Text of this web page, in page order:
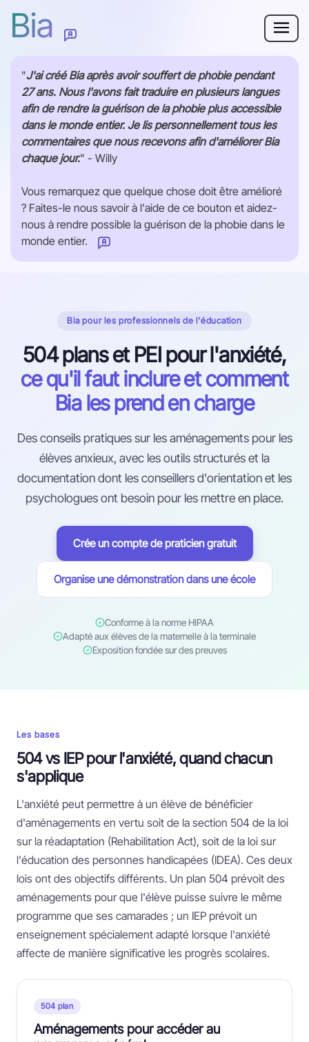
Bia
Pourquoi Bia ?
Phobie
Ressources
Se connecter
Commencer
"J'ai créé Bia après avoir souffert de phobie pendant
27 ans. Nous l'avons fait traduire en plusieurs langues
afin de rendre la guérison de la phobie plus accessible
dans le monde entier. Je lis personnellement tous les
commentaires que nous recevons afin d'améliorer Bia
chaque jour." - Willy
Vous remarquez que quelque chose doit être amélioré
? Faites-le nous savoir à l'aide de ce bouton et aidez-
nous à rendre possible la guérison de la phobie dans le
monde entier.
Comment pouvons-nous améliorer cette page ?
Envoyer
Bia pour les professionnels de l'éducation
504 plans et PEI pour l'anxiété,
ce qu'il faut inclure et comment
Bia les prend en charge
Des conseils pratiques sur les aménagements pour les
élèves anxieux, avec les outils structurés et la
documentation dont les conseillers d'orientation et les
psychologues ont besoin pour les mettre en place.
Crée un compte de praticien gratuit
Organise une démonstration dans une école
Conforme à la norme HIPAA
Adapté aux élèves de la maternelle à la terminale
Exposition fondée sur des preuves
Les bases
504 vs IEP pour l'anxiété, quand chacun
s'applique
L'anxiété peut permettre à un élève de bénéficier
d'aménagements en vertu soit de la section 504 de la loi
sur la réadaptation (Rehabilitation Act), soit de la loi sur
l'éducation des personnes handicapées (IDEA). Ces deux
lois ont des objectifs différents. Un plan 504 prévoit des
aménagements pour que l'élève puisse suivre le même
programme que ses camarades ; un IEP prévoit un
enseignement spécialement adapté lorsque l'anxiété
affecte de manière significative les progrès scolaires.
504 plan
Aménagements pour accéder au